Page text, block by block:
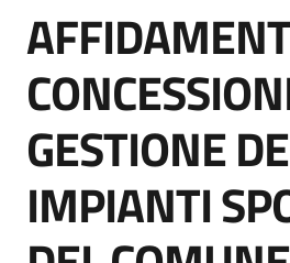
Bandi
e
di
Supporto
Salta al contenuto
GESTIONE
IMPIANTI